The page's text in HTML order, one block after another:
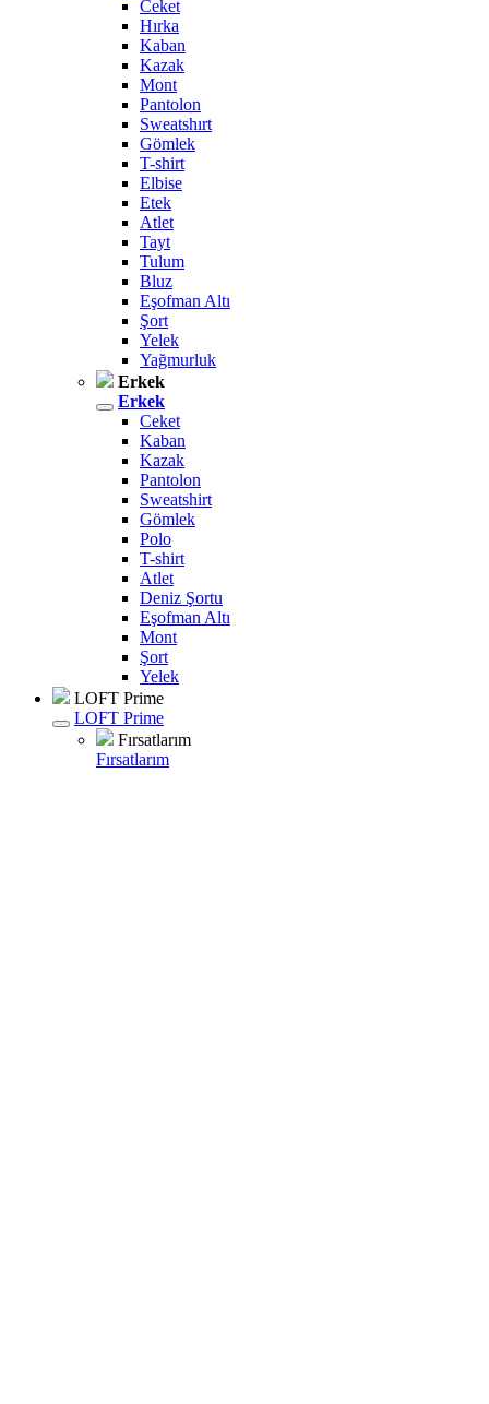
Ceket
Hırka
Kaban
Kazak
Mont
Pantolon
Sweatshırt
Gömlek
T-shirt
Elbise
Etek
Atlet
Tayt
Tulum
Bluz
Eşofman Altı
Şort
Yelek
Yağmurluk
Erkek
Erkek
Ceket
Kaban
Kazak
Pantolon
Sweatshirt
Gömlek
Polo
T-shirt
Atlet
Deniz Şortu
Eşofman Altı
Mont
Şort
Yelek
LOFT Prime
LOFT Prime
Fırsatlarım
Fırsatlarım